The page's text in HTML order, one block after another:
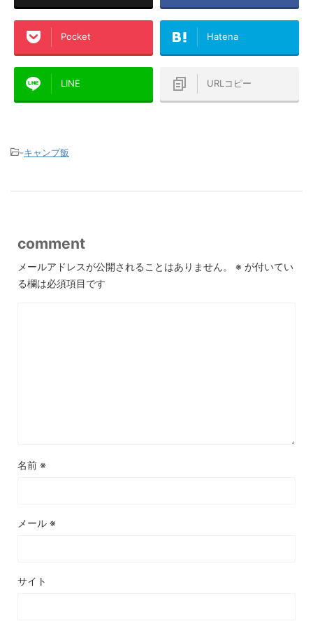
Pocket Hatena
LINE URLコピー
-キャンプ飯
comment
メールアドレスが公開されることはありません。 ※ が付いてい
る欄は必須項目です
名前 ※
メール ※
サイト